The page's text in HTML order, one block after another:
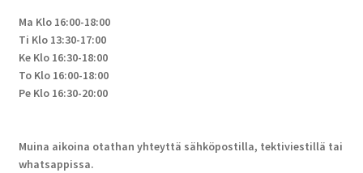
Ma Klo 16:00-18:00
Ti Klo 13:30-17:00
Ke Klo 16:30-18:00
To Klo 16:00-18:00
Pe Klo 16:30-20:00
Muina aikoina otathan yhteyttä sähköpostilla, tektiviestillä tai
whatsappissa.